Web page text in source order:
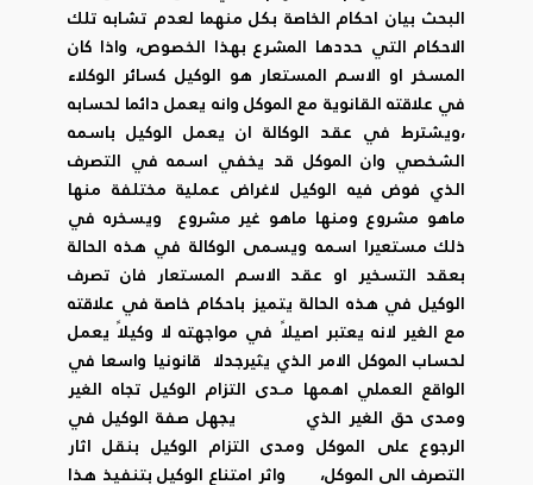
البحث بيان احكام الخاصة بكل منهما لعدم تشابه تلك
الاحكام التي حددها المشرع بهذا الخصوص، واذا كان
المسخر او الاسم المستعار هو الوكيل كسائر الوكلاء
في علاقته القانوية مع الموكل وانه يعمل دائما لحسابه
،ويشترط في عقد الوكالة ان يعمل الوكيل باسمه
الشخصي وان الموكل قد يخفي اسمه في التصرف
الذي فوض فيه الوكيل لاغراض عملية مختلفة منها
ماهو مشروع ومنها ماهو غير مشروع ويسخره في
ذلك مستعيرا اسمه ويسمى الوكالة في هذه الحالة
بعقد التسخير او عقد الاسم المستعار فان تصرف
الوكيل في هذه الحالة يتميز باحكام خاصة في علاقته
مع الغير لانه يعتبر اصيلاً في مواجهته لا وكيلاً يعمل
لحساب الموكل الامر الذي يثيرجدلا قانونيا واسعا في
الواقع العملي اهمها مـدى التزام الوكيل تجاه الغير
ومدى حق الغير الذي يجهل صفة الوكيل في
الرجوع على الموكل ومدى التزام الوكيل بنقل اثار
التصرف الى الموكل، واثر امتناع الوكيل بتنفيذ هذا